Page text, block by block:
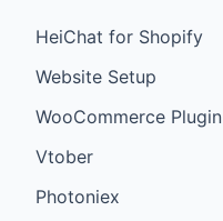
HeiChat for Shopify
Website Setup
WooCommerce Plugin
Vtober
Photoniex